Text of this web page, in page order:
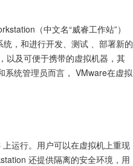
（中文名“威睿工作站”）
，和进行开发、测试 、部署新的
以及可便于携带的虚拟机器，其
系统管理员而言， VMware在虚拟
运行。用户可以在虚拟机上重现
还提供隔离的安全环境，用